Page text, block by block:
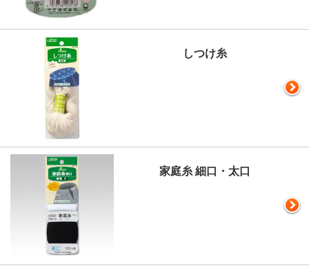
しつけ糸
家庭糸 細口・太口